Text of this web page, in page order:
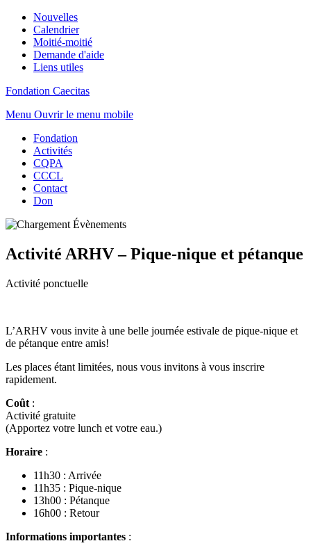
Nouvelles
Calendrier
Moitié-moitié
Demande d'aide
Liens utiles
Fondation Caecitas
Menu Ouvrir le menu mobile
Fondation
Activités
CQPA
CCCL
Contact
Don
Activité ARHV – Pique-nique et pétanque
Activité ponctuelle
L’ARHV vous invite à une belle journée estivale de pique-nique et
de pétanque entre amis!
Les places étant limitées, nous vous invitons à vous inscrire
rapidement.
Coût :
Activité gratuite
(Apportez votre lunch et votre eau.)
Horaire :
11h30 : Arrivée
11h35 : Pique-nique
13h00 : Pétanque
16h00 : Retour
Informations importantes :